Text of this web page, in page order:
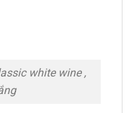
white wine ,